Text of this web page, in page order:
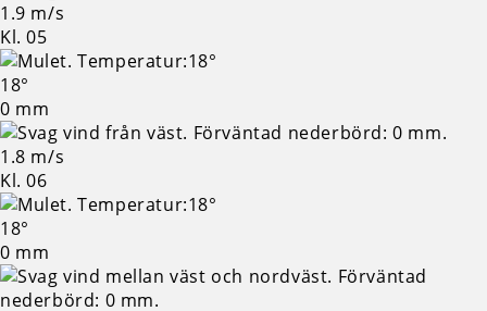
1.9 m/s
Kl. 05
18°
0 mm
1.8 m/s
Kl. 06
18°
0 mm